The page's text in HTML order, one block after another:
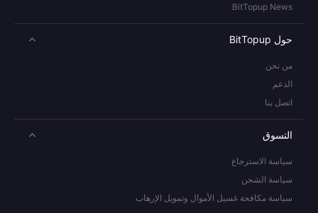
BitTopup News
حول BitTopup
من نحن
الدعم
اتصل بنا
التسوق
سياسة الاسترجاع
سياسة الشحن
سياسة مكافحة غسيل الأموال وتمويل الإرهاب